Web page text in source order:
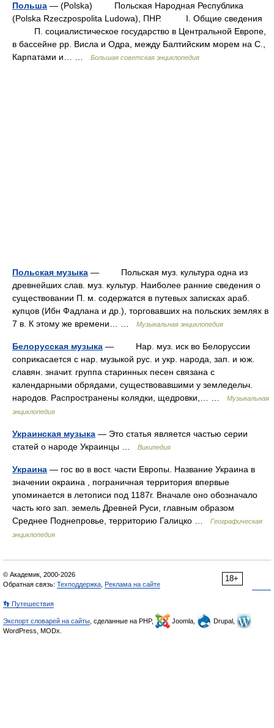
Польша — (Polska) Польская Народная Республика
(Polska Rzeczpospolita Ludowa), ПНР. I. Общие сведения
П. социалистическое государство в Центральной Европе,
в бассейне рр. Висла и Одра, между Балтийским морем на С.,
Карпатами и… …
Большая советская энциклопедия
Польская музыка — Польская муз. культура одна из
древнейших слав. муз. культур. Наиболее ранние сведения о
существовании П. м. содержатся в путевых записках араб.
купцов (Ибн Фадлана и др.), торговавших на польских землях в
7 в. К этому же времени… …
Музыкальная энциклопедия
Белорусская музыка — Нар. муз. иск во Белоруссии
соприкасается с нар. музыкой рус. и укр. народа, зап. и юж.
славян. значит. группа старинных песен связана с
календарными обрядами, существовавшими у земледельч.
народов. Распространены колядки, щедровки,… …
Музыкальная
энциклопедия
Украинская музыка — Это статья является частью серии
статей о народе Украинцы …
Википедия
Украина — гос во в вост. части Европы. Название Украина в
значении окраина , пограничная территория впервые
упоминается в летописи под 1187г. Вначале оно обозначало
часть юго зап. земель Древней Руси, главным образом
Среднее Поднепровье, территорию Галицко …
Географическая
энциклопедия
18+
© Академик, 2000-2026
Обратная связь: Техподдержка Реклама на сайте
👣 Путешествия
Экспорт словарей на сайты , сделанные на PHP, Joomla,
Drupal,
WordPress, MODx.